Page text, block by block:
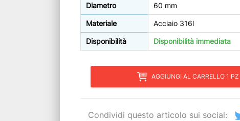
Diametro 60 mm
Materiale Acciaio 316l
Disponibilità Disponibilità immediata
AGGIUNGI AL CARRELLO 1 PZ
Condividi questo articolo sui social: